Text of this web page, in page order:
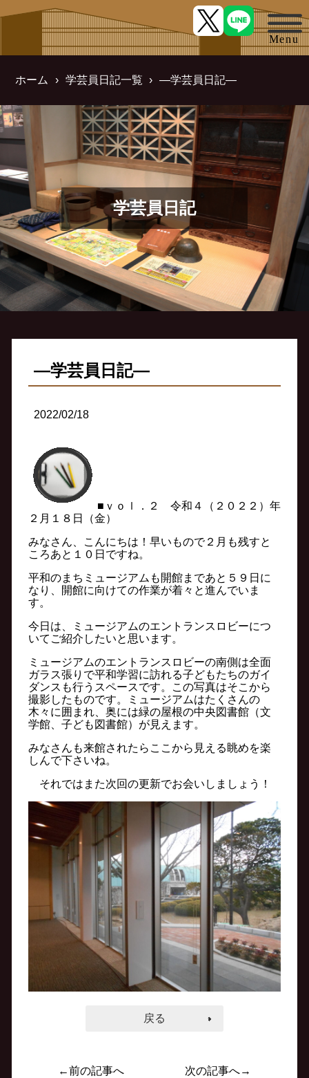
ホーム 学芸員日記一覧 ―学芸員日記―
学芸員日記
―学芸員日記―
2022/02/18
■ｖｏｌ．２ 令和４（２０２２）年
２月１８日（金）
みなさん、こんにちは！早いもので２月も残すと
ころあと１０日ですね。
平和のまちミュージアムも開館まであと５９日に
なり、開館に向けての作業が着々と進んでいま
す。
今日は、ミュージアムのエントランスロビーにつ
いてご紹介したいと思います。
ミュージアムのエントランスロビーの南側は全面
ガラス張りで平和学習に訪れる子どもたちのガイ
ダンスも行うスペースです。この写真はそこから
撮影したものです。ミュージアムはたくさんの
木々に囲まれ、奥には緑の屋根の中央図書館（文
学館、子ども図書館）が見えます。
みなさんも来館されたらここから見える眺めを楽
しんで下さいね。
それではまた次回の更新でお会いしましょう！
戻る
←前の記事へ 次の記事へ→